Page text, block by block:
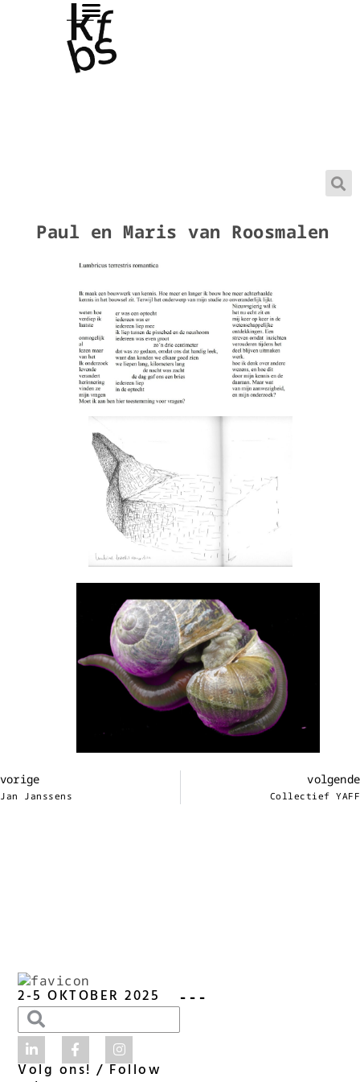
Paul en Maris van Roosmalen
vorige
Jan Janssens
volgende
Collectief YAFF
2-5 OKTOBER 2025
Volg ons! / Follow
- - -